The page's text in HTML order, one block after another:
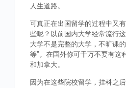
人生道路。
可真正在出国留学的过程中又
些呢？以前国内大学经常流行
大学不是完整的大学，不旷课
等”。在国外你可千万不要有这
和加拿大。
因为在这些院校留学，挂科之